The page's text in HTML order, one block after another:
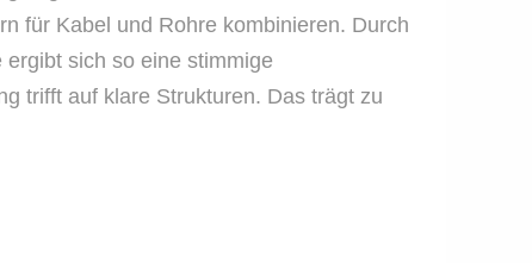
für Kabel und Rohre kombinieren. Durch
sich so eine stimmige
trifft auf klare Strukturen. Das trägt zu